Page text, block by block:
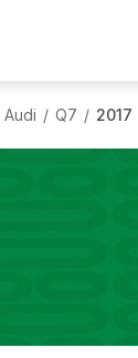
Audi / Q7 / 2017